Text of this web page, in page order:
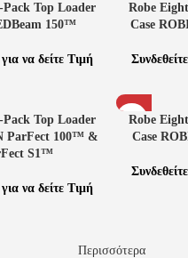
Top Loader
150™
να δείτε Τιμή
Robe
Case
Top Loader
ParFect 100™ &
S1™
να δείτε Τιμή
Robe
Case
Περισσότερα